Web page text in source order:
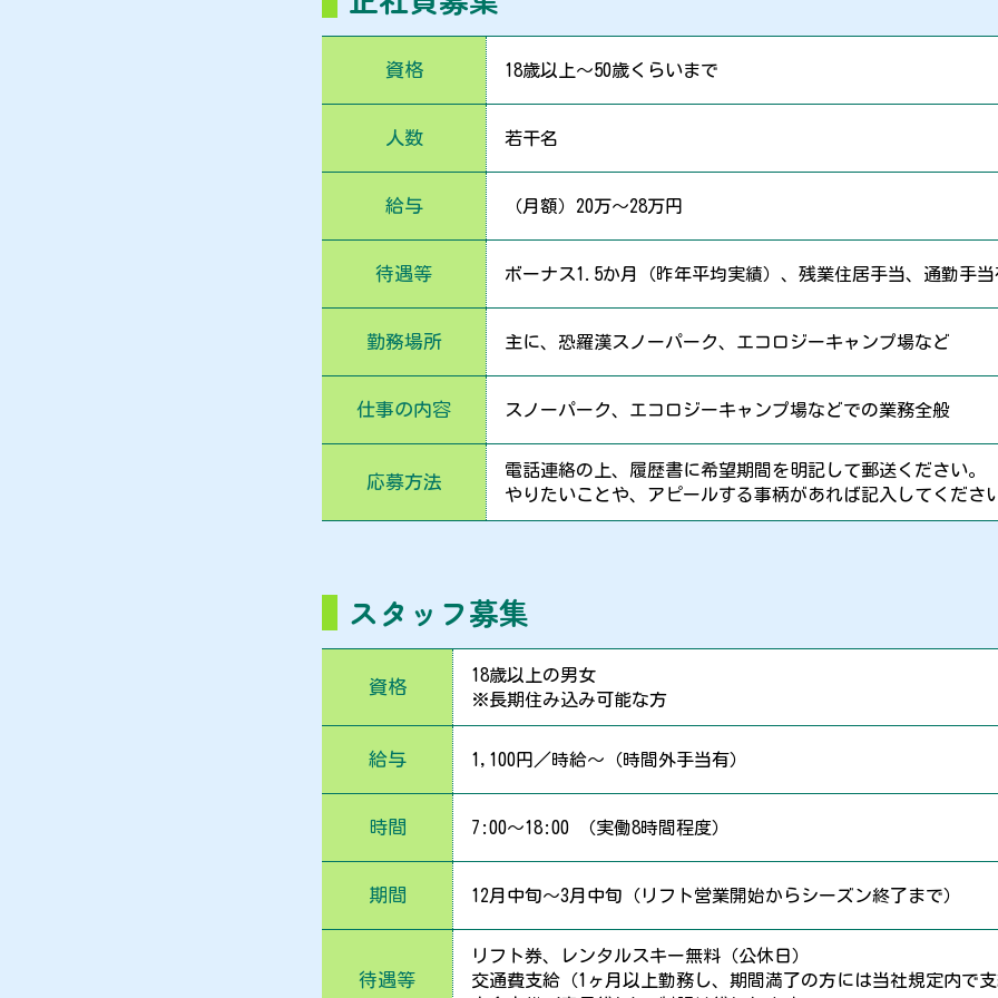
資格 18歳以上～50歳くらいまで
人数 若干名
給与 （月額）20万～28万円
待遇等 ボーナス1.5か月（昨年平均実績）、残業住居手当、通勤手当
勤務場所 主に、恐羅漢スノーパーク、エコロジーキャンプ場など
仕事の内容 スノーパーク、エコロジーキャンプ場などでの業務全般
応募方法
電話連絡の上、履歴書に希望期間を明記して郵送ください。
やりたいことや、アピールする事柄があれば記入してくださ
スタッフ募集
資格
18歳以上の男女
※長期住み込み可能な方
給与 1,100円／時給～（時間外手当有）
時間 7:00～18:00 （実働8時間程度）
期間 12月中旬～3月中旬（リフト営業開始からシーズン終了まで）
待遇等
リフト券、レンタルスキー無料（公休日）
交通費支給（1ヶ月以上勤務し、期間満了の方には当社規定内で